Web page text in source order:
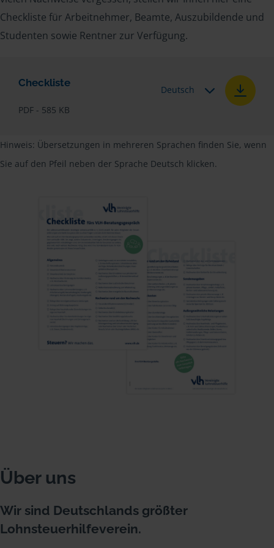
Checkliste für Arbeitnehmer, Beamte, Auszubildende und
Studenten sowie Rentner zur Verfügung.
Checkliste
PDF - 585 KB
Deutsch
Hinweis: Übersetzungen in mehreren Sprachen finden Sie, wenn
Sie auf den Pfeil neben der Sprache Deutsch klicken.
Über uns
Wir sind Deutschlands größter
Lohnsteuerhilfeverein.